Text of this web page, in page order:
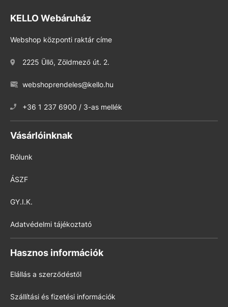
KELLO Webáruház
Webshop központi raktár címe
2225 Üllő, Zöldmező út. 2.
webshoprendeles@kello.hu
+36 1 237 6900 / 3-as mellék
Vásárlóinknak
Rólunk
ÁSZF
GY.I.K.
Adatvédelmi tájékoztató
Hasznos információk
Elállás a szerződéstől
Szállítási és fizetési információk